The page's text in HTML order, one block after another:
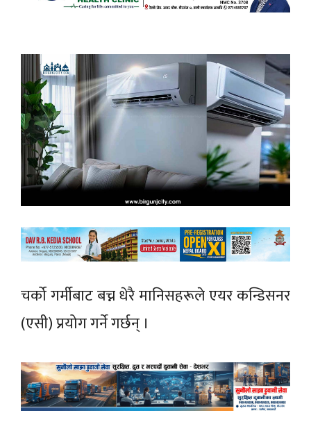
चर्को गर्मीबाट बच्न धेरै मानिसहरूले एयर कन्डिसनर
(एसी) प्रयोग गर्ने गर्छन् ।